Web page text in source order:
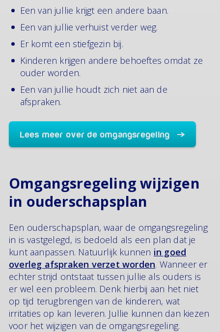
Een van jullie krijgt een andere baan.
Een van jullie verhuist verder weg.
Er komt een stiefgezin bij.
Kinderen krijgen andere behoeftes omdat ze
ouder worden.
Een van jullie houdt zich niet aan de
afspraken.
Lees meer over de omgangsregeling
Omgangsregeling wijzigen
in ouderschapsplan
Een ouderschapsplan, waar de omgangsregeling
in is vastgelegd, is bedoeld als een plan dat je
kunt aanpassen. Natuurlijk kunnen in goed
overleg afspraken verzet worden. Wanneer er
echter strijd ontstaat tussen jullie als ouders is
er wel een probleem. Denk hierbij aan het niet
op tijd terugbrengen van de kinderen, wat
irritaties op kan leveren. Jullie kunnen dan kiezen
voor het wijzigen van de omgangsregeling.